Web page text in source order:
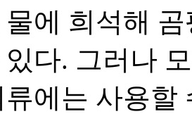
에 희석해
다. 그러나
에는 사용할